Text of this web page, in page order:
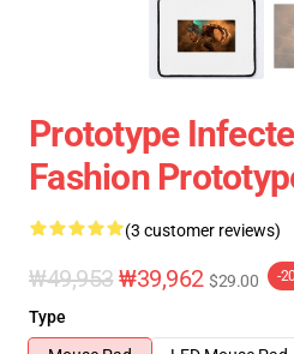
Prototype
Fashion
(3 customer reviews)
₩49,953 ₩39,962 $29.00 -
Type